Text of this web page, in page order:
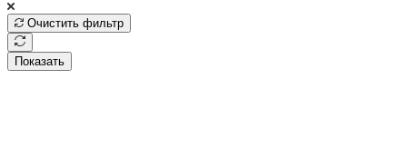
Очистить фильтр
Показать